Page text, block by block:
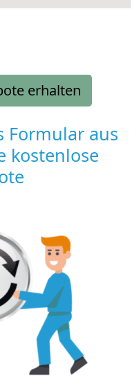
erhalten
Formular aus
kostenlose